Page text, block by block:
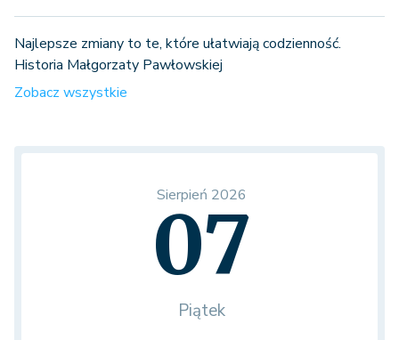
Najlepsze zmiany to te, które ułatwiają codzienność.
Historia Małgorzaty Pawłowskiej
Zobacz wszystkie
Sierpień 2026
07
Piątek